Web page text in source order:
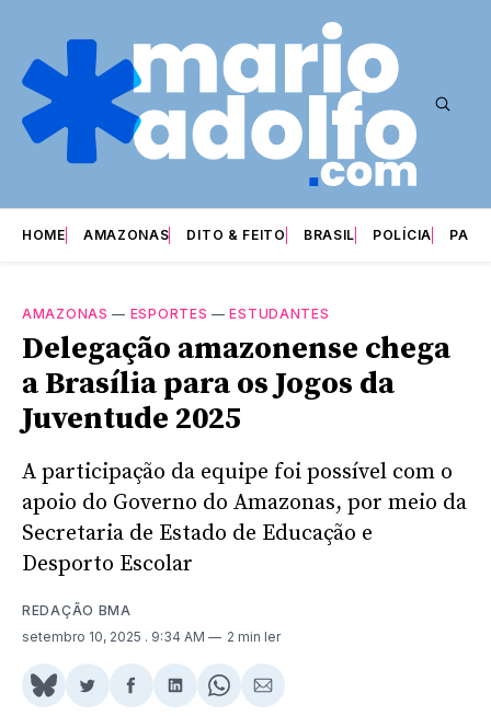
HOME AMAZONAS DITO & FEITO BRASIL POLÍCIA
AMAZONAS — ESPORTES —ESTUDANTES
Delegação amazonense chega
a Brasília para os Jogos da
Juventude 2025
A participação da equipe foi possível com o
apoio do Governo do Amazonas, por meio da
Secretaria de Estado de Educação e
Desporto Escolar
REDAÇÃO BMA
setembro 10, 2025 . 9:34 AM 2 min ler
ShareCompartilhar
Compartilhar
Compartilhar
ShareCompartilhar